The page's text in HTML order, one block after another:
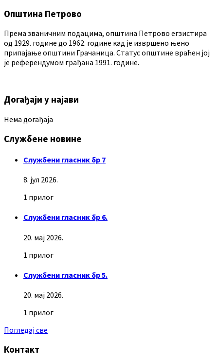
Општина Петрово
Према званичним подацима, општина Петрово егзистира
од 1929. године до 1962. године кад је извршено њено
припајање општини Грачаница. Статус општине враћен јој
је референдумом грађана 1991. године.
Догађаји у најави
Нема догађаја
Службене новине
Службени гласник бр 7
8. јул 2026.
1 прилог
Службени гласник бр 6.
20. мај 2026.
1 прилог
Службени гласник бр 5.
20. мај 2026.
1 прилог
Погледај све
Контакт